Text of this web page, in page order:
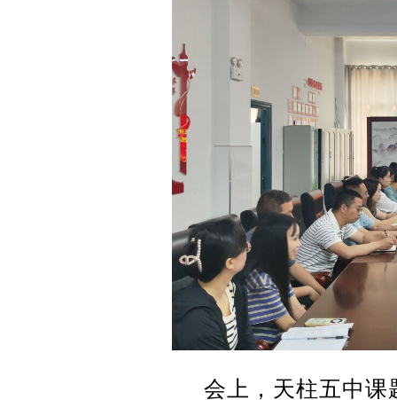
会上，天柱五中课